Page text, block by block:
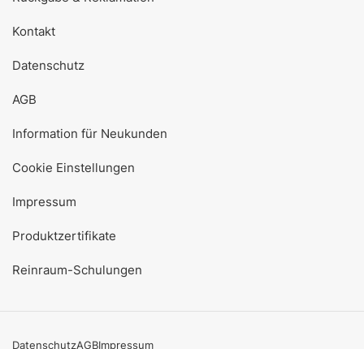
Kontakt
Datenschutz
AGB
Information für Neukunden
Cookie Einstellungen
Impressum
Produktzertifikate
Reinraum-Schulungen
DatenschutzAGBImpressum